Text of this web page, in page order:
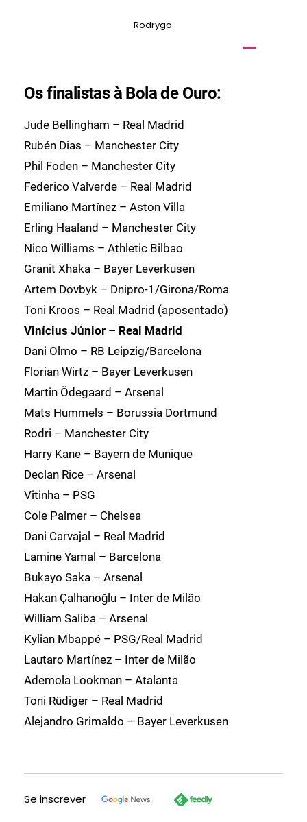
Rodrygo.
Os finalistas à Bola de Ouro:
Jude Bellingham – Real Madrid
Rubén Dias – Manchester City
Phil Foden – Manchester City
Federico Valverde – Real Madrid
Emiliano Martínez – Aston Villa
Erling Haaland – Manchester City
Nico Williams – Athletic Bilbao
Granit Xhaka – Bayer Leverkusen
Artem Dovbyk – Dnipro-1/Girona/Roma
Toni Kroos – Real Madrid (aposentado)
Vinícius Júnior – Real Madrid
Dani Olmo – RB Leipzig/Barcelona
Florian Wirtz – Bayer Leverkusen
Martin Ödegaard – Arsenal
Mats Hummels – Borussia Dortmund
Rodri – Manchester City
Harry Kane – Bayern de Munique
Declan Rice – Arsenal
Vitinha – PSG
Cole Palmer – Chelsea
Dani Carvajal – Real Madrid
Lamine Yamal – Barcelona
Bukayo Saka – Arsenal
Hakan Çalhanoğlu – Inter de Milão
William Saliba – Arsenal
Kylian Mbappé – PSG/Real Madrid
Lautaro Martínez – Inter de Milão
Ademola Lookman – Atalanta
Toni Rüdiger – Real Madrid
Alejandro Grimaldo – Bayer Leverkusen
Se inscrever